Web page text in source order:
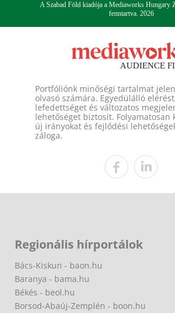
A Szabad Föld kiadója a Mediaworks Hungary
fenntartva. 2026
Portfóliónk minőségi tartalmat
olvasó számára. Egyedülálló
lefedettséget és változatos
lehetőséget biztosít. Folyamatosan
új irányokat és fejlődési
záloga.
Regionális hírportálok
Bács-Kiskun - baon.hu
Baranya - bama.hu
Békés - beol.hu
Borsod-Abaúj-Zemplén - boon.hu